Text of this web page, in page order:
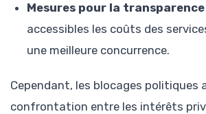
Mesures pour la transparence
accessibles les coûts des
une meilleure concurrence.
Cependant, les blocages politiques
confrontation entre les intérêts